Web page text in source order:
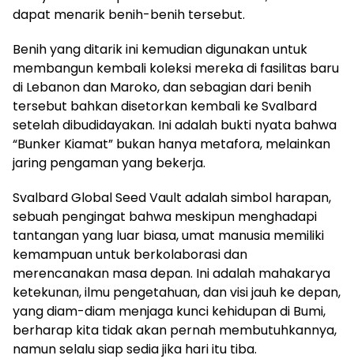
dapat menarik benih-benih tersebut.
Benih yang ditarik ini kemudian digunakan untuk
membangun kembali koleksi mereka di fasilitas baru
di Lebanon dan Maroko, dan sebagian dari benih
tersebut bahkan disetorkan kembali ke Svalbard
setelah dibudidayakan. Ini adalah bukti nyata bahwa
“Bunker Kiamat” bukan hanya metafora, melainkan
jaring pengaman yang bekerja.
Svalbard Global Seed Vault adalah simbol harapan,
sebuah pengingat bahwa meskipun menghadapi
tantangan yang luar biasa, umat manusia memiliki
kemampuan untuk berkolaborasi dan
merencanakan masa depan. Ini adalah mahakarya
ketekunan, ilmu pengetahuan, dan visi jauh ke depan,
yang diam-diam menjaga kunci kehidupan di Bumi,
berharap kita tidak akan pernah membutuhkannya,
namun selalu siap sedia jika hari itu tiba.